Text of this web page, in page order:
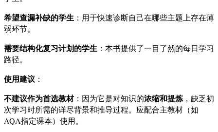
希望查漏补缺的学生 ：用于快速诊断自己在哪些主题上存在薄
弱环节。
需要结构化复习计划的学生 ：本书提供了一目了然的每日学习
路径。
使用建议 ：
不建议作为首选教材：因为它是对知识的浓缩和提炼 ，缺乏初
次学习时所需的详尽背景和推导过程。应配合主教材（如
AQA指定课本）使用。